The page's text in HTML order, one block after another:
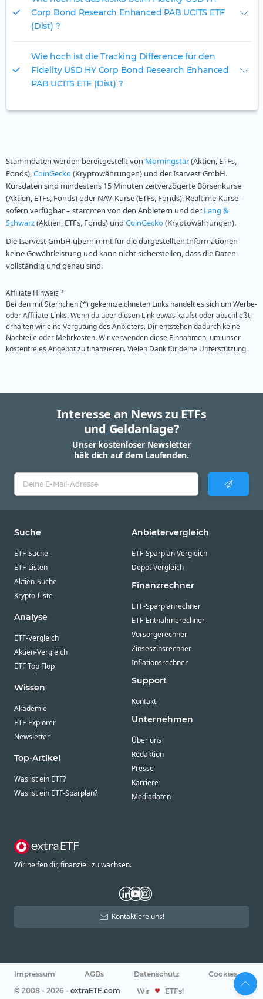
Corp Bond Research Enhanced PAB UCITS ETF
(Dist) ?
Wie hoch ist die Tracking Difference für den
Fidelity USD HY Corp Bond Research Enhanced
PAB UCITS ETF (Dist) ?
Stammdaten werden bereitgestellt von Morningstar(Aktien, ETFs,
Fonds),CoinGecko(Kryptowährungen) und der Isarvest GmbH.
Kursdaten sind mindestens 15 Minuten zeitverzögerte Börsenkurse
(Aktien, ETFs, Fonds) oder NAV-Kurse (ETFs, Fonds). Realtime-Kurse –
sofern verfügbar – stammen von den Anbietern und der Lang &
Schwarz(Aktien, ETFs, Fonds) und CoinGecko(Kryptowährungen).
Die Isarvest GmbH übernimmt für die dargestellten Informationen
keine Gewährleistung und kann nicht sicherstellen, dass die Daten
vollständig und genau sind.
Affiliate Hinweis *
Bei den mit Sternchen (*) gekennzeichneten Links handelt es sich um Werbe-
oder Affiliate-Links. Wenn du über diesen Link etwas kaufst oder abschließt,
erhalten wir eine Vergütung des Anbieters. Dir entstehen dadurch keine
Nachteile oder Mehrkosten. Wir verwenden diese Einnahmen, um unser
kostenfreies Angebot zu finanzieren. Vielen Dank für deine Unterstützung.
Interesse an News zu ETFs
und Geldanlage?
Unser kostenloser Newsletter
hält dich auf dem Laufenden.
Suche
ETF-Suche
ETF-Listen
Aktien-Suche
Krypto-Liste
Analyse
ETF-Vergleich
Aktien-Vergleich
ETF Top Flop
Wissen
Akademie
ETF-Explorer
Newsletter
Top-Artikel
Was ist ein ETF?
Was ist ein ETF-Sparplan?
Anbietervergleich
ETF-Sparplan Vergleich
Depot Vergleich
Finanzrechner
ETF-Sparplanrechner
ETF-Entnahmerechner
Vorsorgerechner
Zinseszinsrechner
Inflationsrechner
Support
Kontakt
Unternehmen
Über uns
Redaktion
Presse
Karriere
Mediadaten
Wir helfen dir, finanziell zu wachsen.
Kontaktiere uns!
Impressum AGBs Datenschutz
Cookies
© 2008 - 2026 - extraETF.com Wir ETFs!